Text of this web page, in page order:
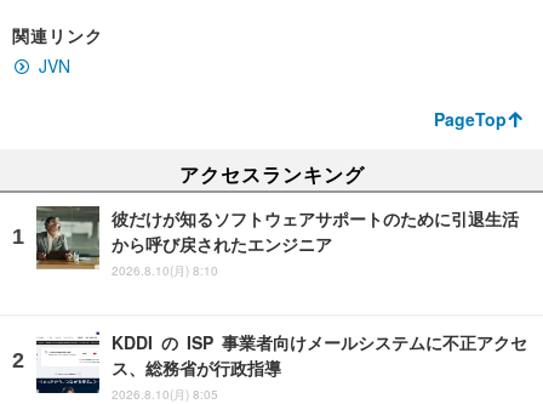
関連リンク
JVN
PageTop
アクセスランキング
彼だけが知るソフトウェアサポートのために引退生活
から呼び戻されたエンジニア
2026.8.10(月) 8:10
KDDI の ISP 事業者向けメールシステムに不正アクセ
ス、総務省が行政指導
2026.8.10(月) 8:05